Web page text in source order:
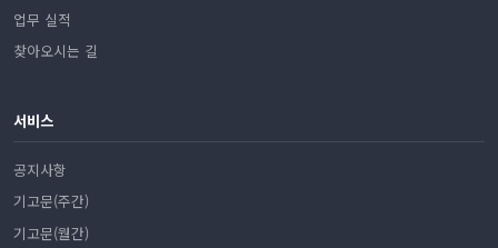
업무 실적
찾아오시는 길
서비스
공지사항
기고문(주간)
기고문(월간)